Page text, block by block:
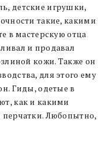
детские игрушки,
такие, какими
в мастерскую отца
и продавал
кожи. Также он
для этого ему
Гиды, одетые в
как и какими
Любопытно,